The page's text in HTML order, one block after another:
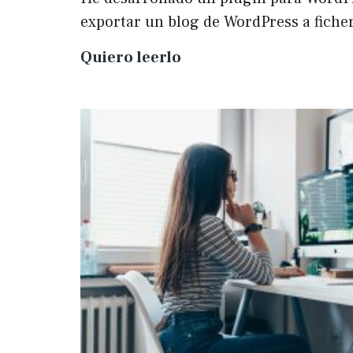
exportar un blog de WordPress a
Quiero leerlo
exportar
WP
a
Markdown